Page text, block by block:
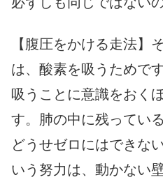
【腹圧をかける走法】
は、酸素を吸うためで
吸うことに意識をおく
す。肺の中に残ってい
どうせゼロにはできな
いう努力は、動かない